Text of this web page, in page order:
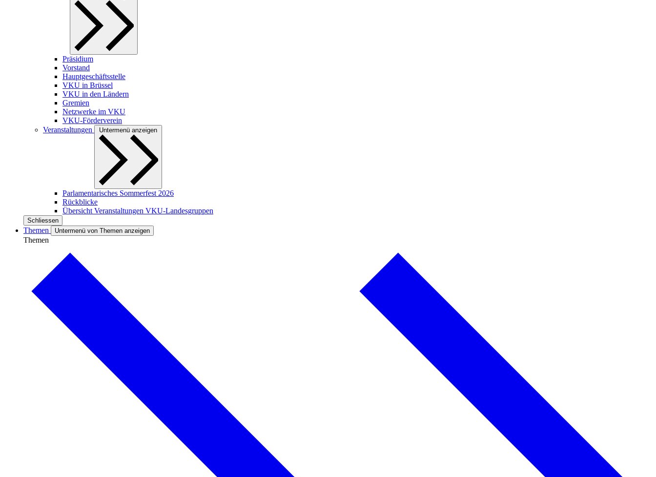
Präsidium
Vorstand
Hauptgeschäftsstelle
VKU in Brüssel
VKU in den Ländern
Gremien
Netzwerke im VKU
VKU-Förderverein
Veranstaltungen
Untermenü anzeigen
Parlamentarisches Sommerfest 2026
Rückblicke
Übersicht Veranstaltungen VKU-Landesgruppen
Schliessen
Themen Untermenü von Themen anzeigen
Themen